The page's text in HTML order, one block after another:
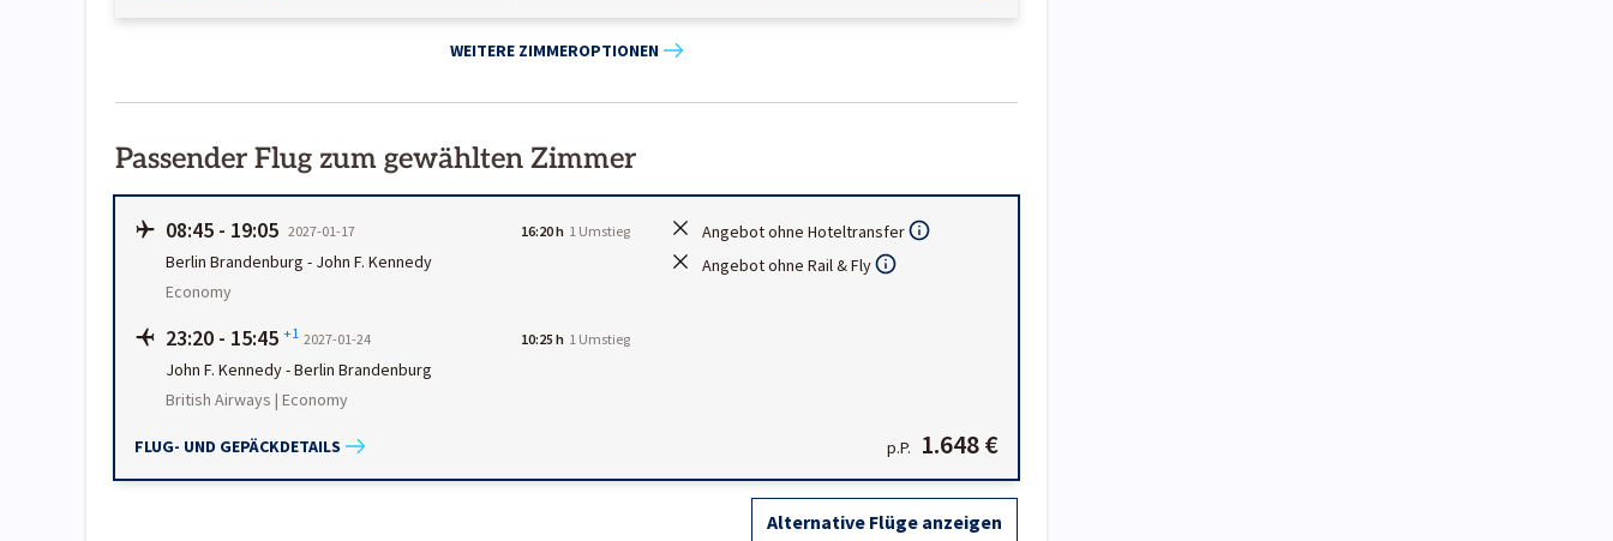
WEITERE ZIMMEROPTIONEN
Passender Flug zum gewählten Zimmer
08:45 - 19:05 2027-01-17 16:20 h 1 Umstieg
Berlin Brandenburg - John F. Kennedy
Economy
23:20 - 15:45 +1 2027-01-24 10:25 h 1 Umstieg
John F. Kennedy-Berlin Brandenburg
British Airways | Economy
FLUG- UND GEPÄCKDETAILS
Angebot ohne Hoteltransfer
Angebot ohne Rail & Fly
p.P. 1.648 €
Alternative Flüge anzeigen